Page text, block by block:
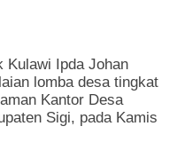
Kulawi Ipda Johan
lomba desa tingkat
Kantor Desa
Sigi, pada Kamis